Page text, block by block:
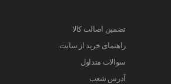
تضمین اصالت کالا
راهنمای خرید از سایت
سوالات متداول
آدرس شعب